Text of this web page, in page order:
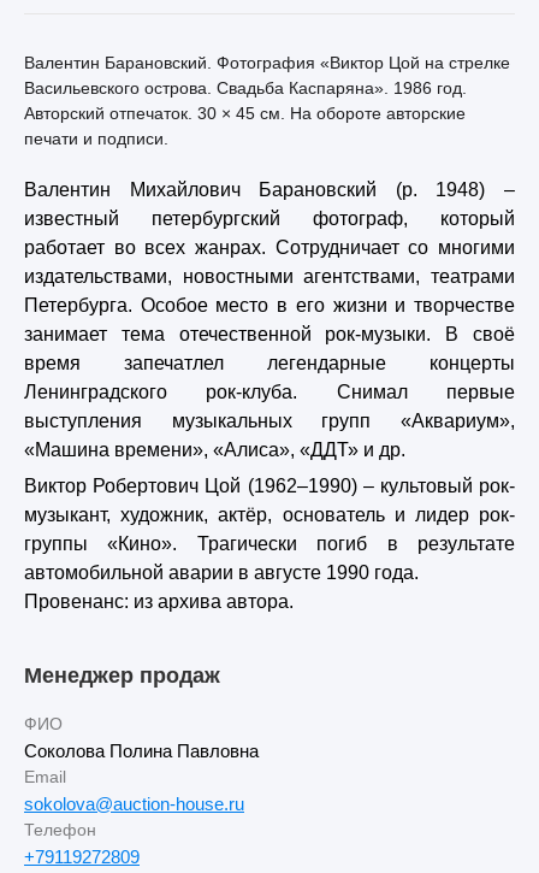
Валентин Барановский. Фотография «Виктор Цой на стрелке
Васильевского острова. Свадьба Каспаряна». 1986 год.
Авторский отпечаток. 30 × 45 см. На обороте авторские
печати и подписи.
Валентин Михайлович Барановский (р. 1948) –
известный петербургский фотограф, который
работает во всех жанрах. Сотрудничает со многими
издательствами, новостными агентствами, театрами
Петербурга. Особое место в его жизни и творчестве
занимает тема отечественной рок-музыки. В своё
время запечатлел легендарные концерты
Ленинградского рок-клуба. Снимал первые
выступления музыкальных групп «Аквариум»,
«Машина времени», «Алиса», «ДДТ» и др.
Виктор Робертович Цой (1962–1990) – культовый рок-
музыкант, художник, актёр, основатель и лидер рок-
группы «Кино». Трагически погиб в результате
автомобильной аварии в августе 1990 года.
Провенанс: из архива автора.
Менеджер продаж
ФИО
Соколова Полина Павловна
Email
sokolova@auction-house.ru
Телефон
+79119272809